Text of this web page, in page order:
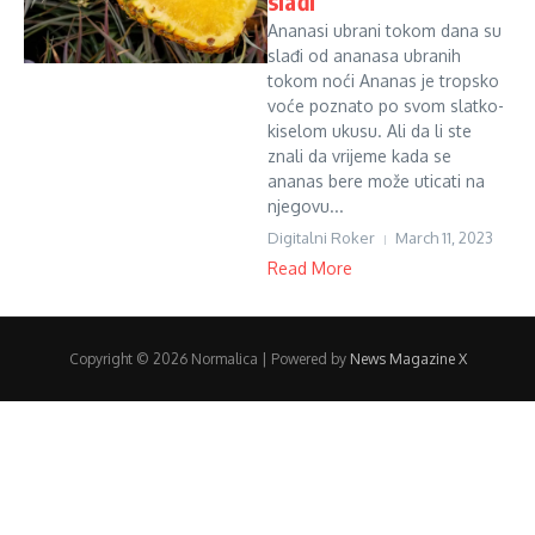
Ananasi ubrani tokom dana su
slađi od ananasa ubranih
tokom noći Ananas je tropsko
voće poznato po svom slatko-
kiselom ukusu. Ali da li ste
znali da vrijeme kada se
ananas bere može uticati na
njegovu...
Digitalni Roker March 11, 2023
Read More
Copyright © 2026 Normalica | Powered by News Magazine X